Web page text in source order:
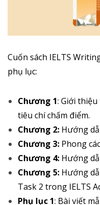
Cuốn sách IELTS
phụ lục:
Chương 1: Giới
tiêu chí chấm điểm.
Chương 2: Hướng
Chương 3: Phong
Chương 4: Hướng
Chương 5: Hướng
Task 2 trong IELTS
Phụ lục 1: Bài viết